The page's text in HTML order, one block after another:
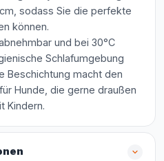
sodass Sie die perfekte
können.
und bei 30°C
Schlafumgebung
Beschichtung macht den
Hunde, die gerne draußen
Kindern.